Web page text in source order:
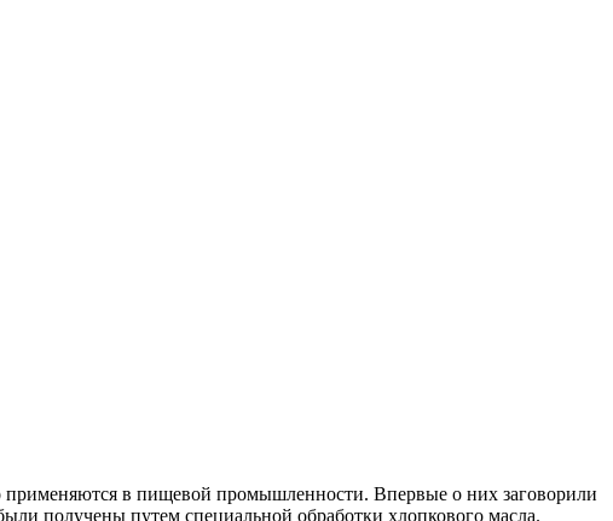
применяются в пищевой промышленности. Впервые о них заговорили
получены путем специальной обработки хлопкового масла.